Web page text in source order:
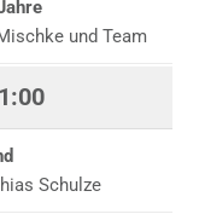
und Team
Schulze